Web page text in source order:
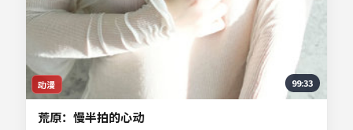
动漫 99:33
荒原：慢半拍的心动